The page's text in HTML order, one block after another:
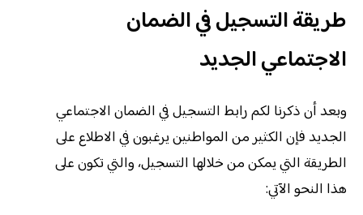
طريقة التسجيل في الضمان
الاجتماعي الجديد
وبعد أن ذكرنا لكم رابط التسجيل في الضمان الاجتماعي
الجديد فإن الكثير من المواطنين يرغبون في الاطلاع على
الطريقة التي يمكن من خلالها التسجيل، والتي تكون على
هذا النحو الآتي: